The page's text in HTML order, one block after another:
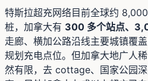
特斯拉超充网络目前全球约
桩，加拿大有 300 多个站点、
走廊、横加公路沿线主要城镇覆
规划充电点位。但加拿大地广人
然有限，去 cottage、国家公园